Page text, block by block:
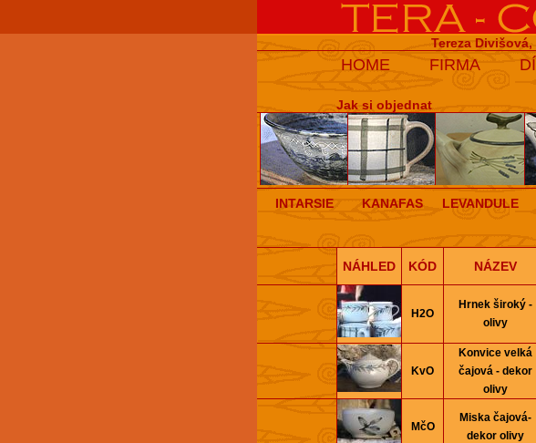
Tereza
HOME FIRMA
Jak si objednat
INTARSIE KANAFAS LEVANDULE
NÁHLED
KÓD NÁZEV
H2O
Hrnek široký -
olivy
KvO
Konvice velká
čajová - dekor
olivy
MčO
Miska čajová-
dekor olivy